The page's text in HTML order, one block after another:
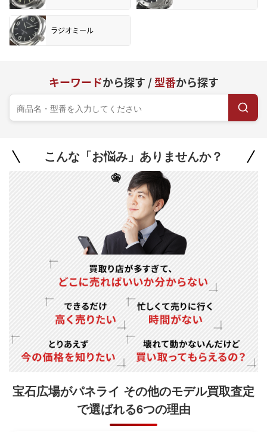
ラジオミール
キーワードから探す /型番から探す
こんな「お悩み」ありませんか？
宝石広場がパネライ その他のモデル買取査定
で選ばれる6つの理由